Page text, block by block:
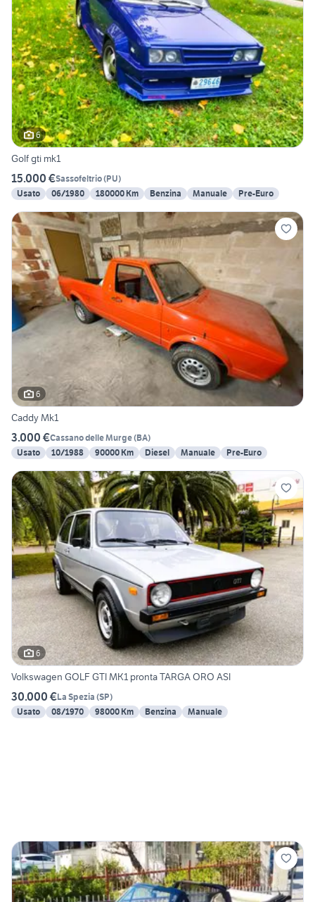
6
Golf gti mk1
15.000 €Sassofeltrio(PU)
Usato
06/1980 180000 Km Benzina Manuale Pre-Euro
6
Caddy Mk1
3.000 €Cassano delle Murge(BA)
Usato
10/1988 90000 Km Diesel Manuale Pre-Euro
6
Volkswagen GOLF GTI MK1 pronta TARGA ORO ASI
30.000 €La Spezia (SP)
Usato
08/1970 98000 Km Benzina Manuale